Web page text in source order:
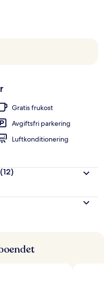
Gratis frukost
Avgiftsfri parkering
Luftkonditionering
(12)